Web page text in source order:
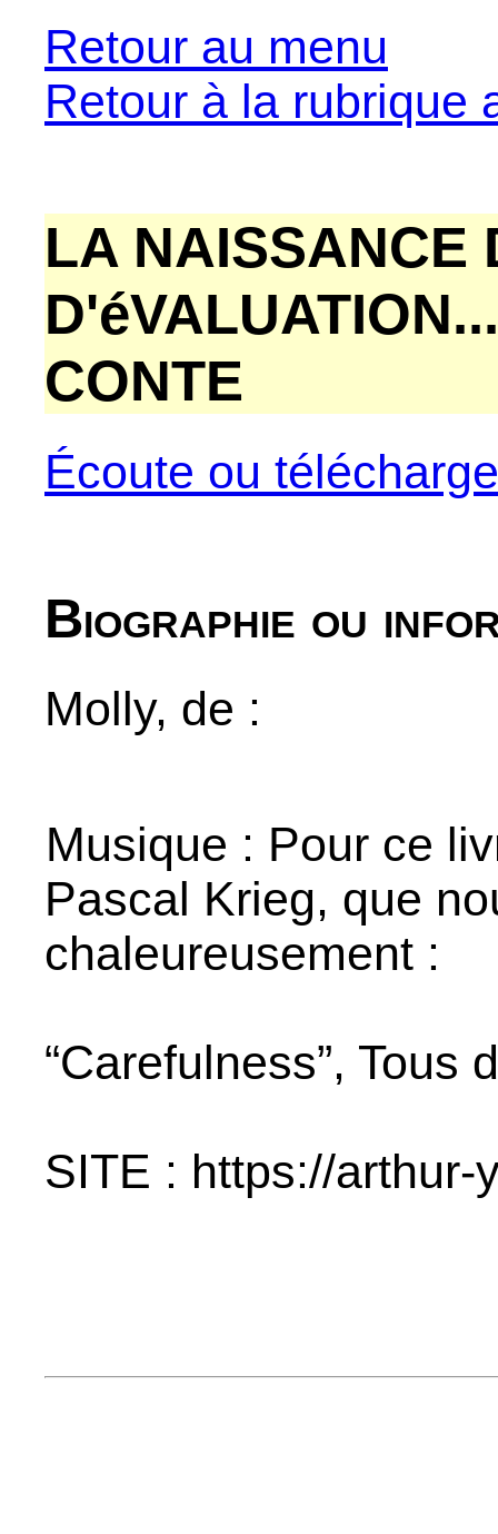
Retour au menu
Retour à la rubrique
LA NAISSANCE
CONTE
Écoute ou
Biographie ou
Molly, de :
Musique : Pour ce
Pascal Krieg, que
chaleureusement :
“Carefulness”, Tous
SITE : https://arthur-